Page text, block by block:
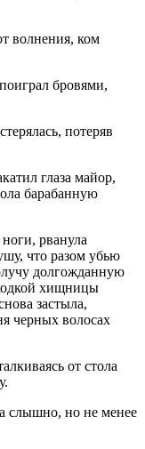
волнения, ком
бровями,
потеряв
глаза майор,
барабанную
рванула
что разом убью
долгожданную
хищницы
застыла,
черных волосах
от стола
слышно, но не менее